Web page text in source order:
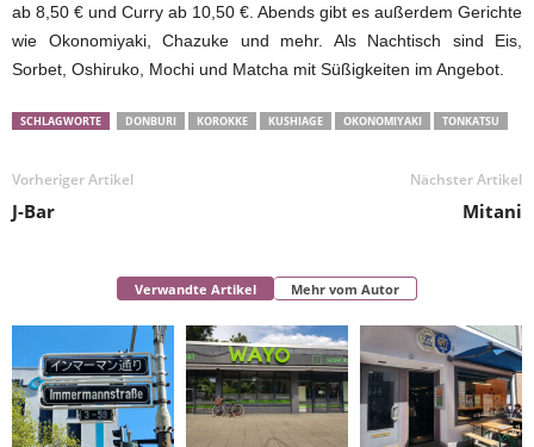
ab 8,50 € und Curry ab 10,50 €. Abends gibt es außerdem Gerichte
wie Okonomiyaki, Chazuke und mehr. Als Nachtisch sind Eis,
Sorbet, Oshiruko, Mochi und Matcha mit Süßigkeiten im Angebot.
SCHLAGWORTE DONBURI KOROKKE KUSHIAGE OKONOMIYAKI TONKATSU
Vorheriger Artikel
J-Bar
Nächster Artikel
Mitani
Verwandte Artikel Mehr vom Autor